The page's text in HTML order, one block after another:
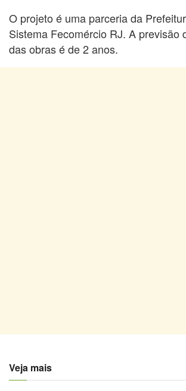
O projeto é uma parceria da
Sistema Fecomércio RJ. A previsão
das obras é de 2 anos.
Veja mais